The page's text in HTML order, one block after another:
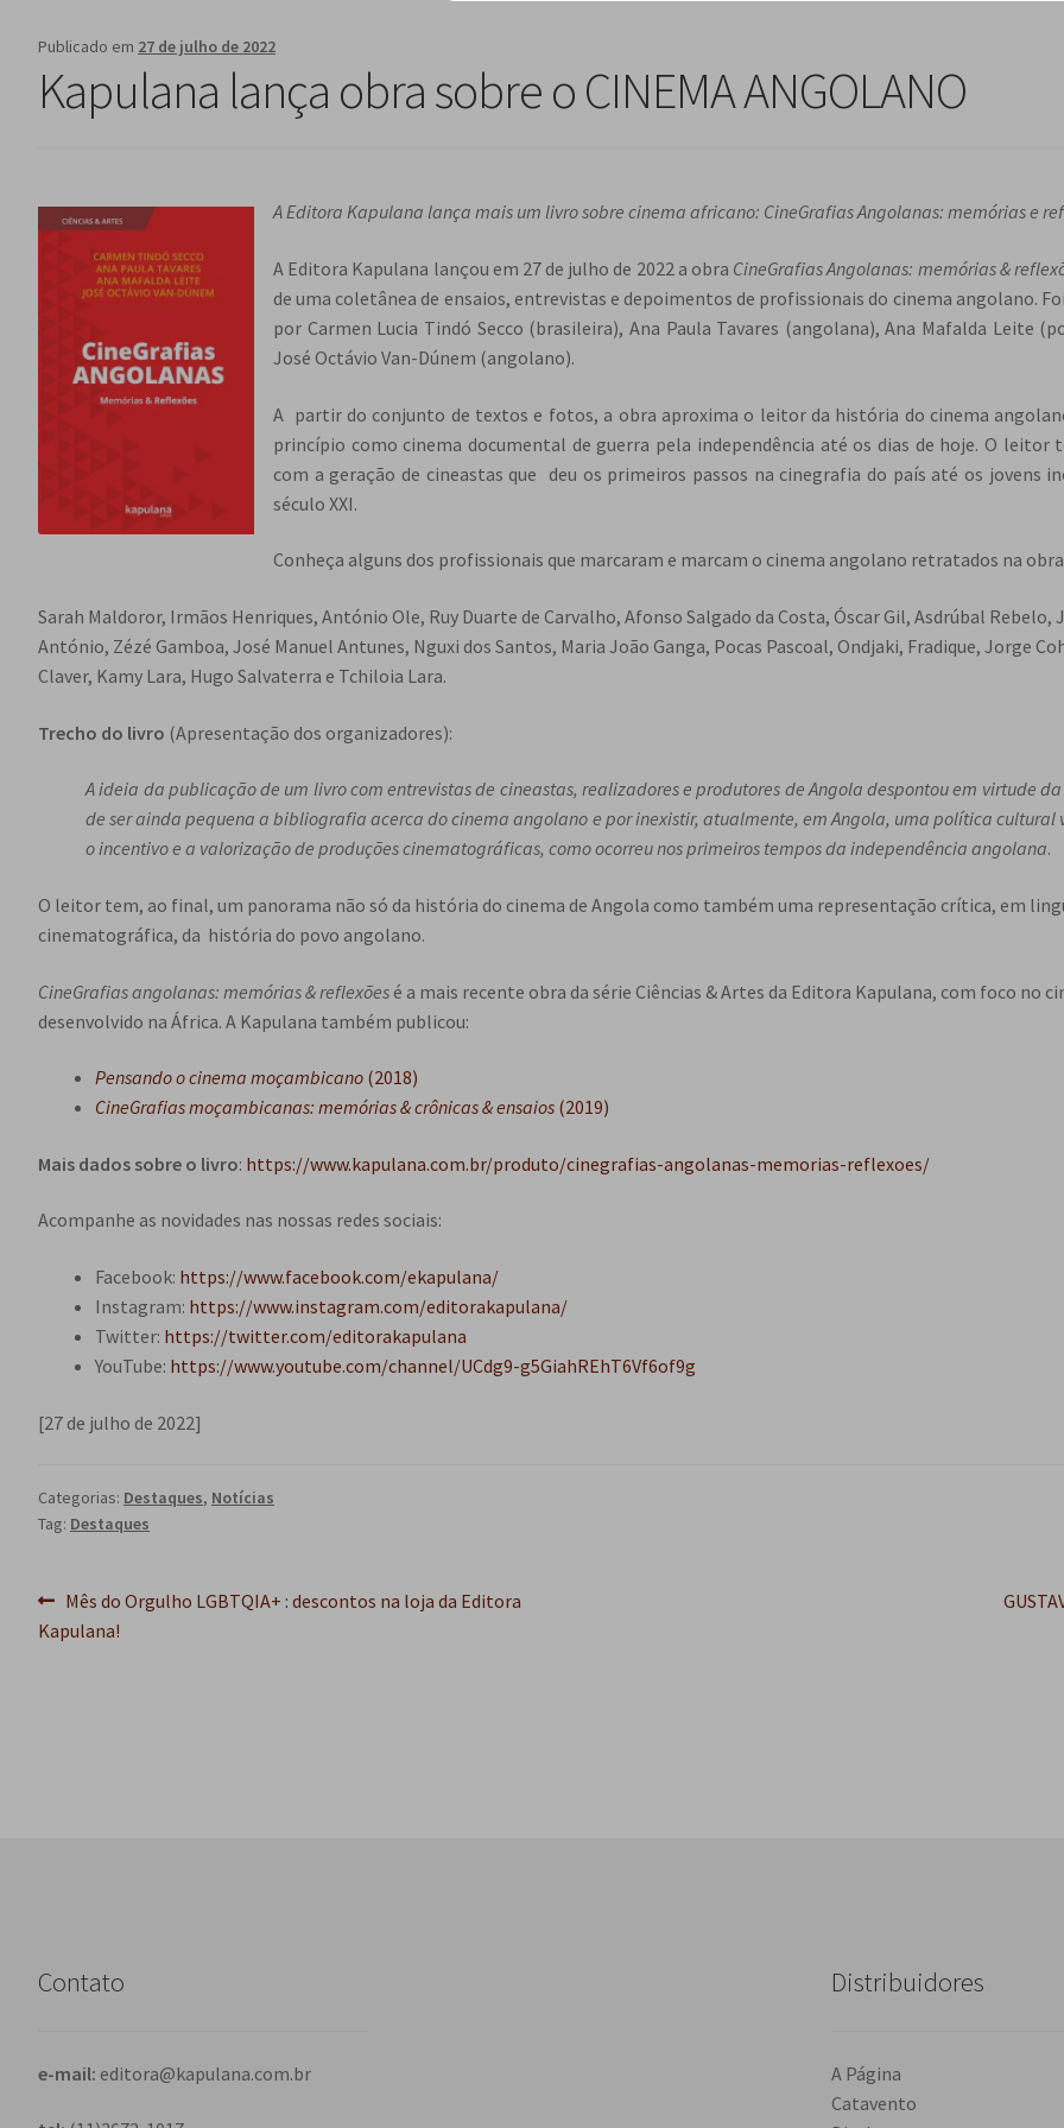
Publicado em 27 de julho de 2022
Kapulana lança obra sobre o CINEMA ANGOLANO
A Editora Kapulana lança mais um livro sobre cinema africano: CineGrafias Angolanas: memórias e
A Editora Kapulana lançou em 27 de julho de 2022 a obra CineGrafias Angolanas: memórias &
de uma coletânea de ensaios, entrevistas e depoimentos de profissionais do cinema angolano.
por Carmen Lucia Tindó Secco (brasileira), Ana Paula Tavares (angolana), Ana Mafalda Leite
José Octávio Van-Dúnem (angolano).
A partir do conjunto de textos e fotos, a obra aproxima o leitor da história do cinema
princípio como cinema documental de guerra pela independência até os dias de hoje. O leitor
com a geração de cineastas que deu os primeiros passos na cinegrafia do país até os jovens
século XXI.
Conheça alguns dos profissionais que marcaram e marcam o cinema angolano retratados na
Sarah Maldoror, Irmãos Henriques, António Ole, Ruy Duarte de Carvalho, Afonso Salgado da Costa, Óscar Gil, Asdrúbal Rebelo,
António, Zézé Gamboa, José Manuel Antunes, Nguxi dos Santos, Maria João Ganga, Pocas Pascoal, Ondjaki, Fradique, Jorge
Claver, Kamy Lara, Hugo Salvaterra e Tchiloia Lara.
Trecho do livro (Apresentação dos organizadores):
A ideia da publicação de um livro com entrevistas de cineastas, realizadores e produtores de Angola despontou em virtude
de ser ainda pequena a bibliografia acerca do cinema angolano e por inexistir, atualmente, em Angola, uma política cultural
o incentivo e a valorização de produções cinematográficas, como ocorreu nos primeiros tempos da independência angolana.
O leitor tem, ao final, um panorama não só da história do cinema de Angola como também uma representação crítica, em
cinematográfica, da história do povo angolano.
CineGrafias angolanas: memórias & reflexões é a mais recente obra da série Ciências & Artes da Editora Kapulana, com foco no
desenvolvido na África. A Kapulana também publicou:
Pensando o cinema moçambicano (2018)
CineGrafias moçambicanas: memórias & crônicas & ensaios (2019)
Mais dados sobre o livro: https://www.kapulana.com.br/produto/cinegrafias-angolanas-memorias-reflexoes/
Acompanhe as novidades nas nossas redes sociais:
Facebook: https://www.facebook.com/ekapulana/
Instagram: https://www.instagram.com/editorakapulana/
Twitter: https://twitter.com/editorakapulana
YouTube: https://www.youtube.com/channel/UCdg9-g5GiahREhT6Vf6of9g
[27 de julho de 2022]
Categorias: Destaques, Notícias
Tag: Destaques
Navegação
de
Post
anterior:
Mês do Orgulho LGBTQIA+ : descontos na loja da Editora
Kapulana!
Contato
e-mail: editora@kapulana.com.br
Distribuidores
A Página
Catavento